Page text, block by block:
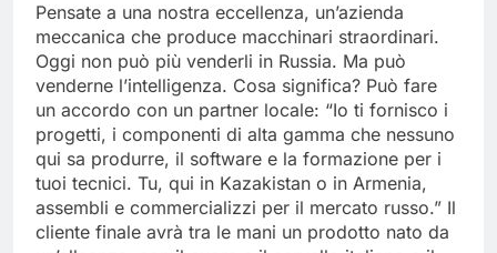
Pensate a una nostra eccellenza, un’azienda
meccanica che produce macchinari straordinari.
Oggi non può più venderli in Russia. Ma può
venderne l’intelligenza. Cosa significa? Può fare
un accordo con un partner locale: “Io ti fornisco i
progetti, i componenti di alta gamma che nessuno
qui sa produrre, il software e la formazione per i
tuoi tecnici. Tu, qui in Kazakistan o in Armenia,
assembli e commercializzi per il mercato russo.” Il
cliente finale avrà tra le mani un prodotto nato da